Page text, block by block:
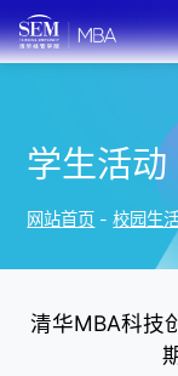
学生活动
网站首页 -校园生
清华MBA科